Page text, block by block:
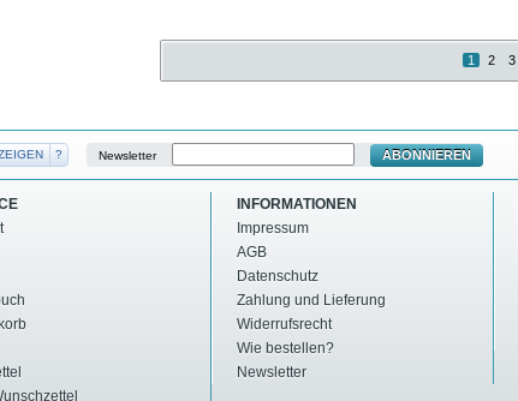
1 2 3
? Newsletter ABONNIEREN
INFORMATIONEN
Impressum
AGB
Datenschutz
Zahlung und Lieferung
Widerrufsrecht
Wie bestellen?
Newsletter